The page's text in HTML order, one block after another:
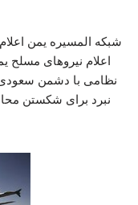
شبکه المسیره یمن
اعلام نیروهای مسلح
نظامی با دشمن
نبرد برای شکستن